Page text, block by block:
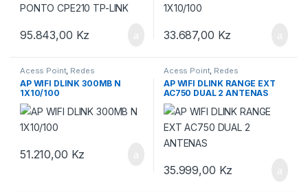
95.843,00 Kz 33.687,00 Kz
Acess Point, Redes
AP WIFI DLINK 300MB N
1X10/100
51.210,00 Kz
Acess Point, Redes
AP WIFI DLINK RANGE EXT
AC750 DUAL 2 ANTENAS
35.999,00 Kz